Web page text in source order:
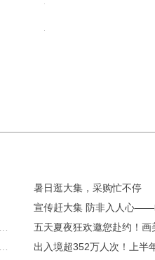
暑日逛大集，采购忙不停
出入境超352万人次！上半